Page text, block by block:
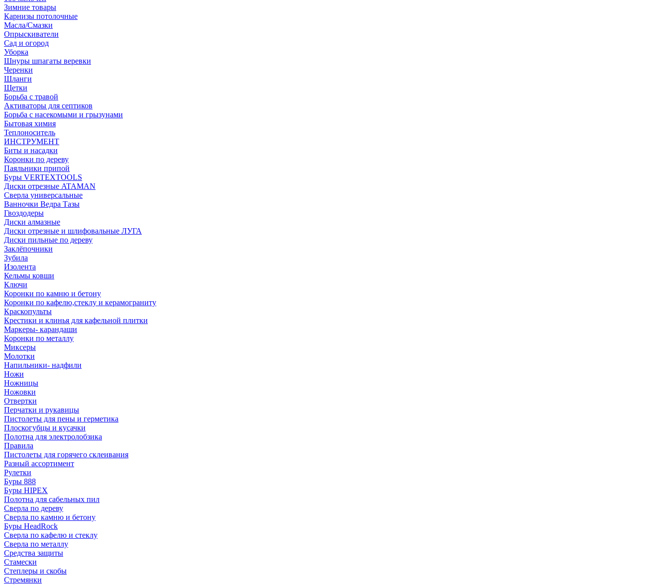
Зимние товары
Карнизы потолочные
Масла/Смазки
Опрыскиватели
Сад и огород
Уборка
Шнуры шпагаты веревки
Черенки
Шланги
Щетки
Борьба с травой
Активаторы для септиков
Борьба с насекомыми и грызунами
Бытовая химия
Теплоноситель
ИНСТРУМЕНТ
Биты и насадки
Коронки по дереву
Паяльники припой
Буры VERTEXTOOLS
Диски отрезные ATAMAN
Сверла универсальные
Ванночки Ведра Тазы
Гвоздодеры
Диски алмазные
Диски отрезные и шлифовальные ЛУГА
Диски пильные по дереву
Заклёпочники
Зубила
Изолента
Кельмы ковши
Ключи
Коронки по камню и бетону
Коронки по кафелю,стеклу и керамограниту
Краскопульты
Крестики и клинья для кафельной плитки
Маркеры- карандаши
Коронки по металлу
Миксеры
Молотки
Напильники- надфили
Ножи
Ножницы
Ножовки
Отвертки
Перчатки и рукавицы
Пистолеты для пены и герметика
Плоскогубцы и кусачки
Полотна для электролобзика
Правила
Пистолеты для горячего склеивания
Разный ассортимент
Рулетки
Буры 888
Буры HIPEX
Полотна для сабельных пил
Сверла по дереву
Сверла по камню и бетону
Буры HeadRock
Сверла по кафелю и стеклу
Сверла по металлу
Средства защиты
Стамески
Степлеры и скобы
Стремянки